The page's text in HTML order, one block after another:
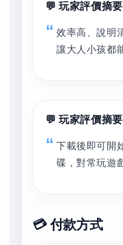
💬 玩家評價摘
效率高、說明
讓大人小孩都
💬 玩家評價摘
下載後即可開
碟，對常玩遊
💳 付款方式